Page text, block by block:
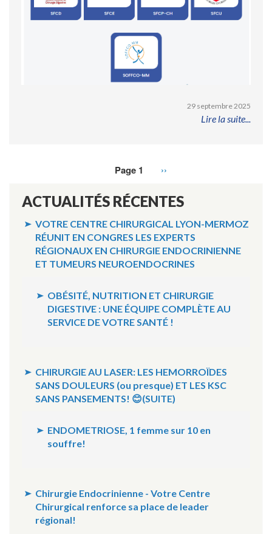
29 septembre 2025
Lire la suite...
Page 1
Page
››
ACTUALITÉS RÉCENTES
VOTRE CENTRE CHIRURGICAL LYON-MERMOZ
RÉUNIT EN CONGRES LES EXPERTS
RÉGIONAUX EN CHIRURGIE ENDOCRINIENNE
ET TUMEURS NEUROENDOCRINES
OBÉSITÉ, NUTRITION ET CHIRURGIE
DIGESTIVE : UNE ÉQUIPE COMPLÈTE AU
SERVICE DE VOTRE SANTÉ !
CHIRURGIE AU LASER: LES HEMORROÏDES
SANS DOULEURS (ou presque) ET LES KSC
SANS PANSEMENTS! 😊(SUITE)
ENDOMETRIOSE, 1 femme sur 10 en
souffre!
Chirurgie Endocrinienne - Votre Centre
Chirurgical renforce sa place de leader
régional!